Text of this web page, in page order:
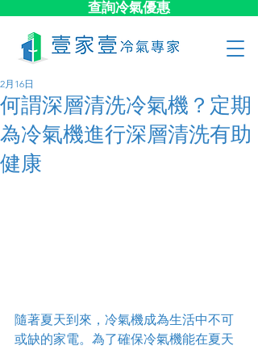
查詢冷氣優惠
何謂深層清洗冷氣機？定期
為冷氣機進行深層清洗有助
健康
2月16日
隨著夏天到來，冷氣機成為生活中不可
或缺的家電。為了確保冷氣機能在夏天